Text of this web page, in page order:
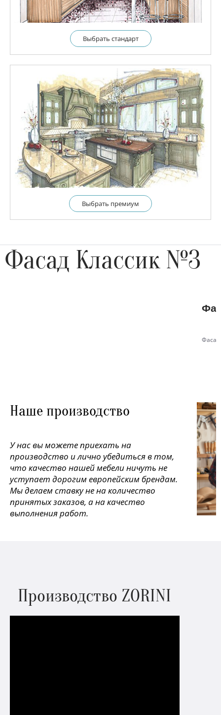
Выбрать cтандарт
Выбрать премиум
Фасад Классик №3
Наше производство
У нас вы можете приехать на
производство и лично убедиться в том,
что качество нашей мебели ничуть не
уступает дорогим европейским брендам.
Мы делаем ставку не на количество
принятых заказов, а на качество
выполнения работ.
Производство ZORINI